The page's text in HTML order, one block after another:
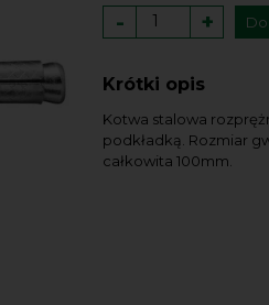
- +
Krótki opis
Kotwa stalowa
podkładką. Rozmiar
całkowita 100mm.